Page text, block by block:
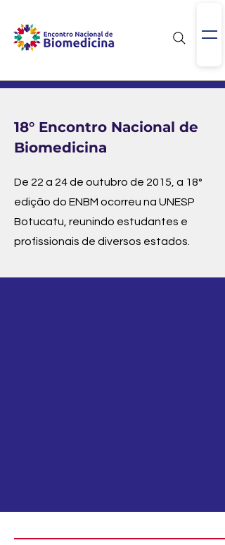
18° Encontro Nacional de
Biomedicina
De 22 a 24 de outubro de 2015, a 18°
edição do ENBM ocorreu na UNESP
Botucatu, reunindo estudantes e
profissionais de diversos estados.